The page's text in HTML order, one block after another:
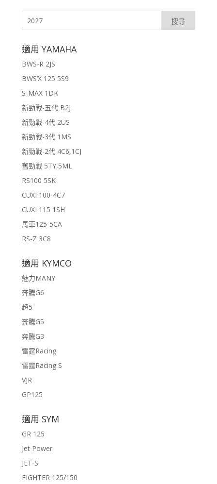
適用 YAMAHA
BWS-R 2JS
BWS’X 125 5S9
S-MAX 1DK
新勁戰-五代 B2J
新勁戰-4代 2US
新勁戰-3代 1MS
新勁戰-2代 4C6,1CJ
舊勁戰 5TY,5ML
RS100 5SK
CUXI 100-4C7
CUXI 115 1SH
馬車125-5CA
RS-Z 3C8
適用 KYMCO
魅力MANY
奔騰G6
超5
奔騰G5
奔騰G3
雷霆Racing
雷霆Racing S
VJR
GP125
適用 SYM
GR 125
Jet Power
JET-S
FIGHTER 125/150